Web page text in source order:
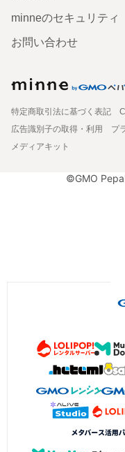
minneのセキュリティ
お問い合わせ
特定商取引法に基づく表記
広告識別子の取得・利用
プ
メディアキット
©GMO